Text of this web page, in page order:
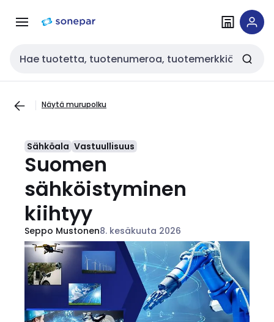
navigointiinsisältöön
Haku
Näytä murupolku
Sähköala Vastuullisuus
Suomen
sähköistyminen
kiihtyy
Seppo Mustonen8. kesäkuuta 2026